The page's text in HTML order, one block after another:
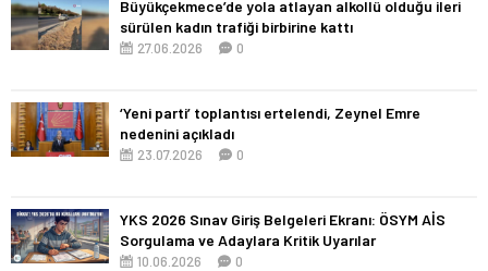
Büyükçekmece’de yola atlayan alkollü olduğu ileri
sürülen kadın trafiği birbirine kattı
27.06.2026 0
‘Yeni parti’ toplantısı ertelendi, Zeynel Emre
nedenini açıkladı
23.07.2026 0
YKS 2026 Sınav Giriş Belgeleri Ekranı: ÖSYM AİS
Sorgulama ve Adaylara Kritik Uyarılar
10.06.2026 0